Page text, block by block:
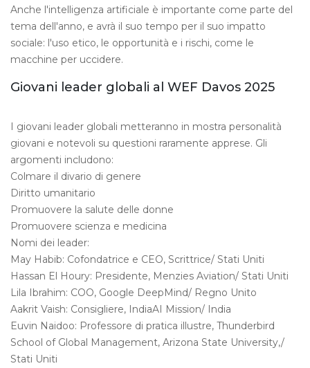
Anche l'intelligenza artificiale è importante come parte del
tema dell'anno, e avrà il suo tempo per il suo impatto
sociale: l'uso etico, le opportunità e i rischi, come le
macchine per uccidere.
Giovani leader globali al WEF Davos 2025
I giovani leader globali metteranno in mostra personalità
giovani e notevoli su questioni raramente apprese. Gli
argomenti includono:
Colmare il divario di genere
Diritto umanitario
Promuovere la salute delle donne
Promuovere scienza e medicina
Nomi dei leader:
May Habib: Cofondatrice e CEO, Scrittrice/ Stati Uniti
Hassan El Houry: Presidente, Menzies Aviation/ Stati Uniti
Lila Ibrahim: COO, Google DeepMind/ Regno Unito
Aakrit Vaish: Consigliere, IndiaAI Mission/ India
Euvin Naidoo: Professore di pratica illustre, Thunderbird
School of Global Management, Arizona State University,/
Stati Uniti